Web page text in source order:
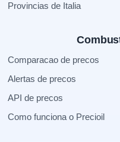
Provincias de Italia
Comparacao de precos
Alertas de precos
API de precos
Como funciona o Precioil